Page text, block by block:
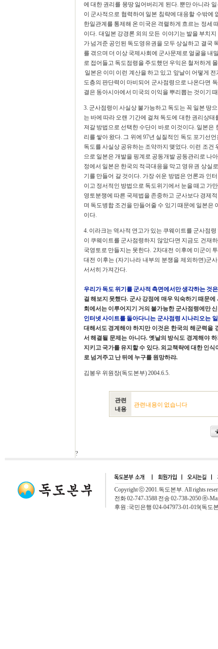
에 대한 권리를 몽땅 잃어버리게 된다. 뿐만 아니라
이 군사적으로 협력하여 일본 침략에 대응할 수밖에
한일관계를 통제해 온 미국은 격렬하게 흐르는 정세
이다. 대일본 강경론 외의 모든 이야기는 발을 부치
가 넘겨준 공인된 독도영유권을 모두 상실하고 결국
를 겪으며 더 이상 국제사회에 군사문제로 얼굴을
로 접어들고 독도점령을 주도했던 우익은 철저하게
일본은 이미 이런 계산을 하고 있고 앞날이 어떻게
도층의 판단력이 마비되어 군사점령으로 나온다면
결은 동아시아에서 미국의 이익을 뿌리뽑는 것이기
3. 군사점령이 사실상 불가능하고 독도는 꼭 일본 땅
는 바에 따라 오랜 기간에 걸쳐 독도에 대한 권리상
져갈 방법으로 선택한 수단이 바로 이것이다. 일본
리를 쌓아 왔다. 그 위에 97년 실질적인 독도 포기선
독도를 사실상 공유하는 조약까지 맺었다. 이런 조건
으로 일본은 개발을 핑계로 공동개발 공동관리로 나
정에서 일본은 한국의 적극대응을 막고 영유권 상실
기를 만들어 갈 것이다. 가장 쉬운 방법은 언론과 인
이고 정서적인 방법으로 독도위기에서 눈을 떼고 가
영토분쟁에 따른 국제법을 존중하고 군사보다 경제
며 독도병합 조건을 만들어줄 수 있기 때문에 일본은
이다.
4. 이라크는 역사적 연고가 있는 쿠웨이트를 군사점
이 쿠웨이트를 군사점령하지 않았다면 지금도 건재
국영토로 만들지는 못한다. 2차대전 이후에 미군이
대전 이후는 (자기나라 내부의 분쟁을 제외하면)군
서서히 가져간다.
우리가 독도 위기를 군사적 측면에서만 생각하는 것
걸 해보지 못했다. 군사 강점에 매우 익숙하기 때문
회에서는 이루어지기 거의 불가능한 군사점령에만
인터넷 사이트를 돌아다니는 군사점령 시나리오는
대해서도 경계해야 하지만 이것은 한국의 해군력을
서 해결될 문제는 아니다. 옛날의 방식도 경계해야
지키고 국가를 유지할 수 있다. 외교책략에 대한 인
로 넘겨주고 난 뒤에 누구를 원망하랴.
김봉우 위원장(독도본부) 2004.6.5.
관련
내용
관련내용이 없습니다
?
Copyright ⓒ 2001.독도본부. All rights
전화 02-747-3588 전송 02-738-2050 ⓔ-
후원 :국민은행 024-047973-01-019(독도